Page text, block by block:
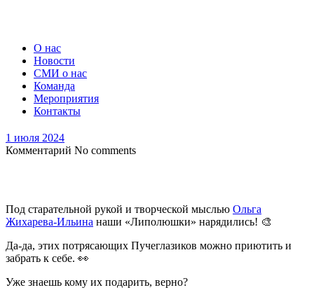
О нас
Новости
СМИ о нас
Команда
Мероприятия
Контакты
1 июля 2024
Комментарий No comments
Под старательной рукой и творческой мыслью Ольга
Жихарева-Ильина наши «Липолюшки» нарядились! 🎨
Да-да, этих потрясающих Пучеглазиков можно приютить и
забрать к себе. 👀
Уже знаешь кому их подарить, верно?